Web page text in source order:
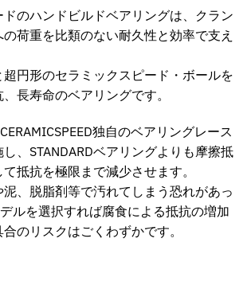
のハンドビルドベアリングは、クラン
荷重を比類のない耐久性と効率で支え
円形のセラミックスピード・ボールを
長寿命のベアリングです。
独自のベアリングレース
、STANDARDベアリングよりも摩擦抵
抵抗を極限まで減少させます。
、脱脂剤等で汚れてしまう恐れがあっ
ルを選択すれば腐食による抵抗の増加
のリスクはごくわずかです。